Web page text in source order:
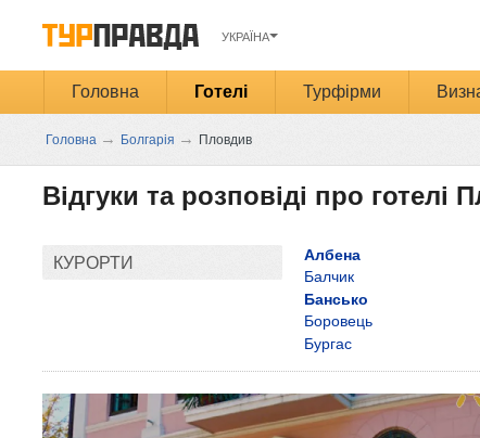
УКРАЇНА
Головна Готелі Турфірми
Головна → Болгарія → Пловдив
Відгуки та розповіді про готелі
КУРОРТИ
Албена
Балчик
Бансько
Боровець
Бургас